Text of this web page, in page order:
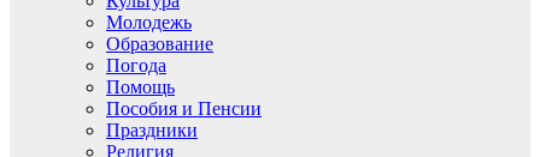
Молодежь
Образование
Погода
Помощь
Пособия и Пенсии
Праздники
Религия